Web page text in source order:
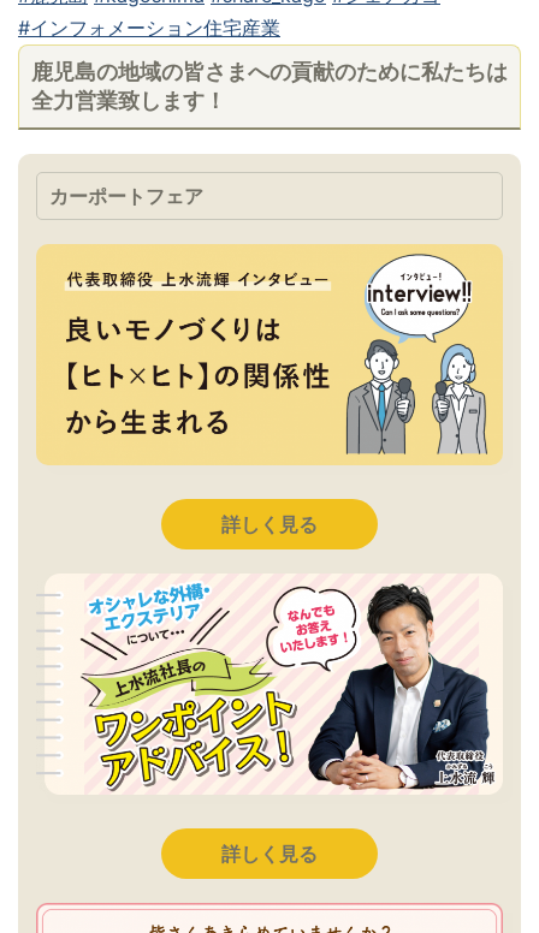
#インフォメーション住宅産業
鹿児島の地域の皆さまへの貢献のために私たちは
全力営業致します！
カーポートフェア
詳しく見る
詳しく見る